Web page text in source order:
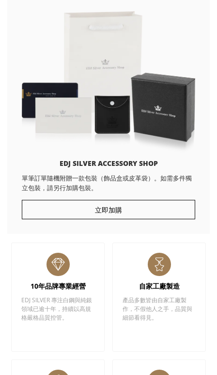
EDJ SILVER ACCESSORY SHOP
單筆訂單隨機附贈一款包裝（飾品盒或皮革袋）。如需多件獨
立包裝，請另行加購包裝。
立即加購
10年品牌專業經營
EDJ SILVER 專注白鋼與純銀
領域已逾十年，持續以高規
格嚴格品質控管。
自家工廠製造
產品多數皆由自家工廠製
作，不假他人之手，品質與
細節看得見。